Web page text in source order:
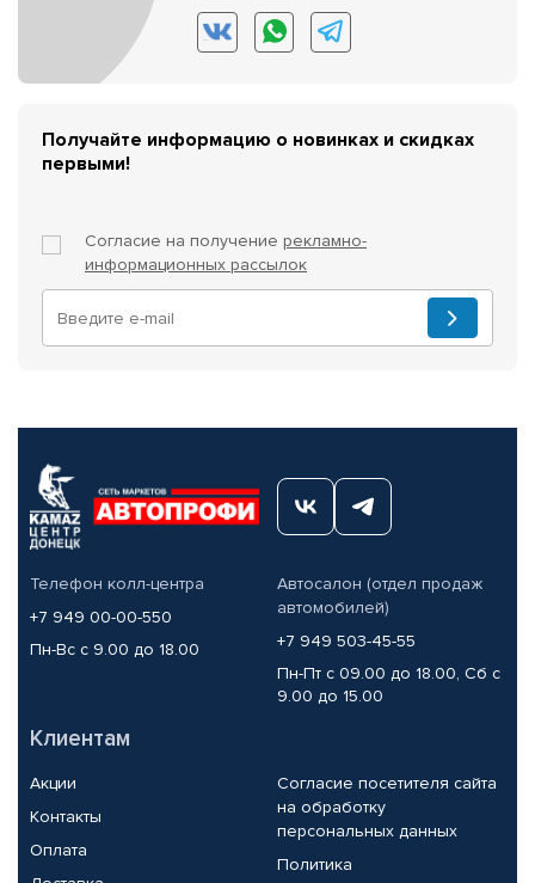
Получайте информацию о новинках и скидках
первыми!
Согласие на получение рекламно-
информационных рассылок
Телефон колл-центра
+7 949 00-00-550
Пн-Вс с 9.00 до 18.00
Автосалон (отдел продаж
автомобилей)
+7 949 503-45-55
Пн-Пт с 09.00 до 18.00, Сб с
9.00 до 15.00
Клиентам
Акции
Контакты
Оплата
Согласие посетителя сайта
на обработку
персональных данных
Политика